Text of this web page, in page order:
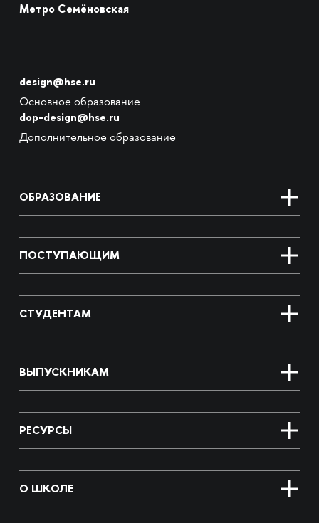
Метро Семёновская
design@hse.ru
Основное образование
dop-design@hse.ru
Дополнительное образование
ОБРАЗОВАНИЕ
ПОСТУПАЮЩИМ
СТУДЕНТАМ
ВЫПУСКНИКАМ
РЕСУРСЫ
О ШКОЛЕ